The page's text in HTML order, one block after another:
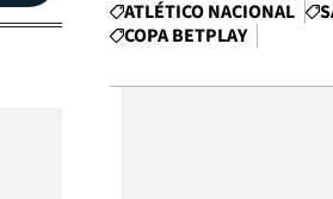
ATLÉTICO NACIONAL
COPA BETPLAY